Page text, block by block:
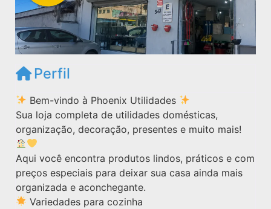
Perfil
Bem-vindo à Phoenix Utilidades
Sua loja completa de utilidades domésticas,
organização, decoração, presentes e muito mais!
Aqui você encontra produtos lindos, práticos e com
preços especiais para deixar sua casa ainda mais
organizada e aconchegante.
Variedades para cozinha